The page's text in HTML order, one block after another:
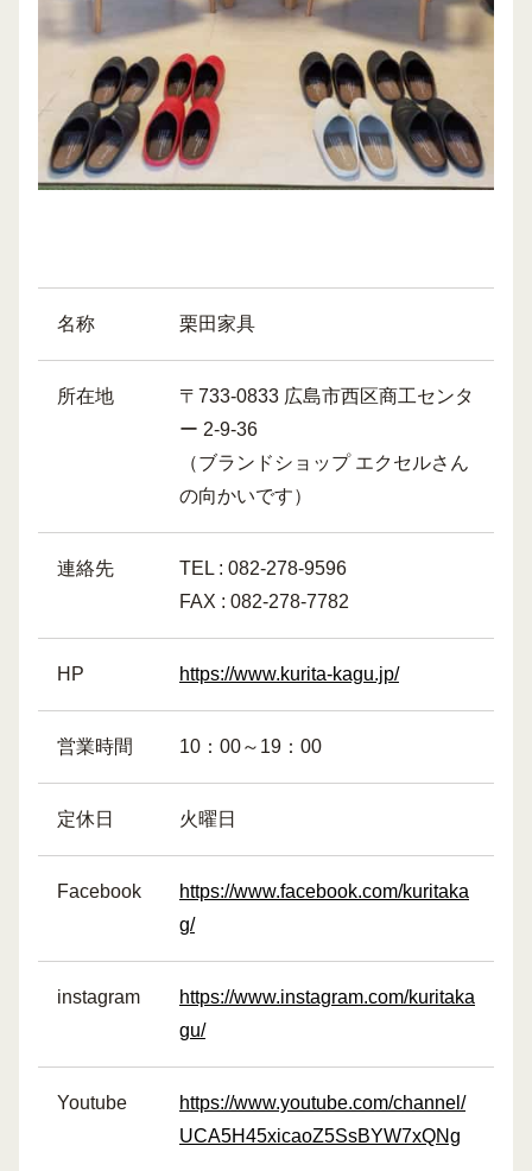
名称 栗田家具
所在地
〒733-0833 広島市西区商工センタ
ー 2-9-36
（ブランドショップ エクセルさん
の向かいです）
連絡先
TEL : 082-278-9596
FAX : 082-278-7782
HP https://www.kurita-kagu.jp/
営業時間 10：00～19：00
定休日 火曜日
Facebook
https://www.facebook.com/kuritaka
g/
instagram
https://www.instagram.com/kuritaka
gu/
Youtube
https://www.youtube.com/channel/
UCA5H45xicaoZ5SsBYW7xQNg